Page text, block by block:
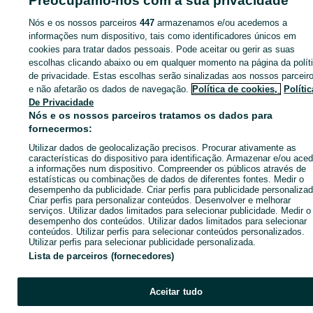
Página principal Móveis, Casa e Jardim Móveis Aparadores e Consolas
Aparadores e Consolas - Porto Aparadores e Consolas - Penafiel
CATEGORIA
ID:592059976
Ligar / SMS Enviar mensagem
Nós e os nossos parceiros447 armazenamos e/ou acedemos a
informações num dispositivo, tais como identificadores únicos em
cookies para tratar dados pessoais. Pode aceitar ou gerir as suas
escolhas clicando abaixo ou em qualquer momento na página da
de privacidade. Estas escolhas serão sinalizadas aos nossos
e não afetarão os dados de navegação. Política de cookies,
De Privacidade
Nós e os nossos parceiros tratamos os dados para
fornecermos:
Utilizar dados de geolocalização precisos. Procurar ativamente as
características do dispositivo para identificação. Armazenar e/ou
a informações num dispositivo. Compreender os públicos através de
estatísticas ou combinações de dados de diferentes fontes. Medir o
desempenho da publicidade. Criar perfis para publicidade
Criar perfis para personalizar conteúdos. Desenvolver e melhorar
serviços. Utilizar dados limitados para selecionar publicidade. Medir o
desempenho dos conteúdos. Utilizar dados limitados para selecionar
conteúdos. Utilizar perfis para selecionar conteúdos personalizados.
Utilizar perfis para selecionar publicidade personalizada.
Lista de parceiros (fornecedores)
Aceitar tudo